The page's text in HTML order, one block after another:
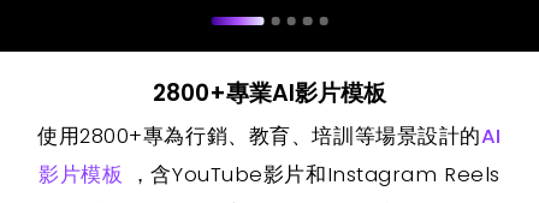
2800+專業AI影片模板
使用2800+專為行銷、教育、培訓等場景設計的AI
影片模板 ，含YouTube影片和Instagram Reels